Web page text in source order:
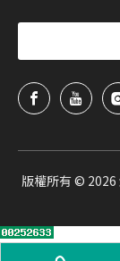
版權所有 © 2026